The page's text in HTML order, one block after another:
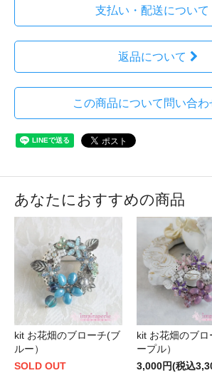
支払い・配送について
返品について
この商品について問い合わ
あなたにおすすめの商品
kit お花畑のブローチ(ブ
ルー）
SOLD OUT
kit お花畑のブロ
ープル）
3,000円(税込